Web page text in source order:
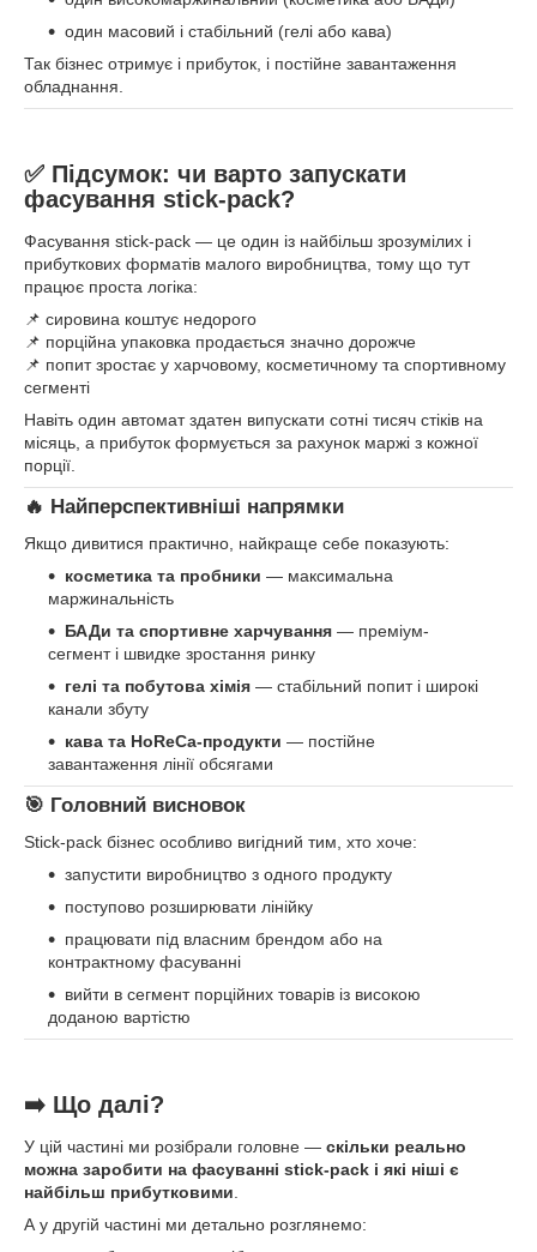
один масовий і стабільний (гелі або кава)
Так бізнес отримує і прибуток, і постійне завантаження
обладнання.
✅ Підсумок: чи варто запускати
фасування stick-pack?
Фасування stick-pack — це один із найбільш зрозумілих і
прибуткових форматів малого виробництва, тому що тут
працює проста логіка:
📌 сировина коштує недорого
📌 порційна упаковка продається значно дорожче
📌 попит зростає у харчовому, косметичному та спортивному
сегменті
Навіть один автомат здатен випускати сотні тисяч стіків на
місяць, а прибуток формується за рахунок маржі з кожної
порції.
🔥 Найперспективніші напрямки
Якщо дивитися практично, найкраще себе показують:
косметика та пробники — максимальна
маржинальність
БАДи та спортивне харчування — преміум-
сегмент і швидке зростання ринку
гелі та побутова хімія — стабільний попит і широкі
канали збуту
кава та HoReCa-продукти — постійне
завантаження лінії обсягами
🎯 Головний висновок
Stick-pack бізнес особливо вигідний тим, хто хоче:
запустити виробництво з одного продукту
поступово розширювати лінійку
працювати під власним брендом або на
контрактному фасуванні
вийти в сегмент порційних товарів із високою
доданою вартістю
➡️ Що далі?
У цій частині ми розібрали головне — скільки реально
можна заробити на фасуванні stick-pack і які ніші є
найбільш прибутковими.
А у другій частині ми детально розглянемо: